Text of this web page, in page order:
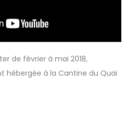
de février à mai 2018,
hébergée à la Cantine du Quai